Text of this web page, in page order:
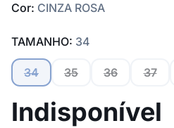
Cor: CINZA ROSA
TAMANHO: 34
34 35 36 37
Indisponível